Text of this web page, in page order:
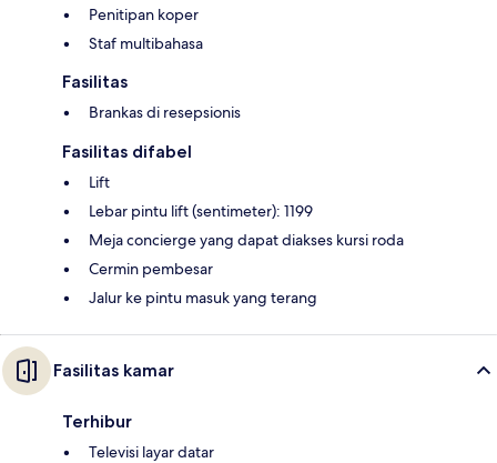
Penitipan koper
Staf multibahasa
Fasilitas
Brankas di resepsionis
Fasilitas difabel
Lift
Lebar pintu lift (sentimeter): 1199
Meja concierge yang dapat diakses kursi roda
Cermin pembesar
Jalur ke pintu masuk yang terang
Fasilitas kamar
Terhibur
Televisi layar datar